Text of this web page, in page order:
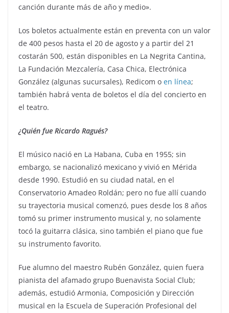
canción durante más de año y medio».
Los boletos actualmente están en preventa con un valor
de 400 pesos hasta el 20 de agosto y a partir del 21
costarán 500, están disponibles en La Negrita Cantina,
La Fundación Mezcalería, Casa Chica, Electrónica
González (algunas sucursales), Redicom o en línea;
también habrá venta de boletos el día del concierto en
el teatro.
¿Quién fue Ricardo Ragués?
El músico nació en La Habana, Cuba en 1955; sin
embargo, se nacionalizó mexicano y vivió en Mérida
desde 1990. Estudió en su ciudad natal, en el
Conservatorio Amadeo Roldán; pero no fue allí cuando
su trayectoria musical comenzó, pues desde los 8 años
tomó su primer instrumento musical y, no solamente
tocó la guitarra clásica, sino también el piano que fue
su instrumento favorito.
Fue alumno del maestro Rubén González, quien fuera
pianista del afamado grupo Buenavista Social Club;
además, estudió Armonia, Composición y Dirección
musical en la Escuela de Superación Profesional del